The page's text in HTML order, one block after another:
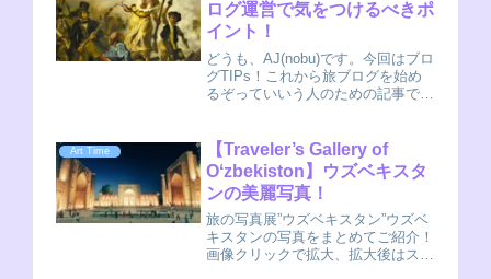
はKer...
ログ運営で気をつけるべきポ
イント！
どうも、AJ(nobu)です。今回はブロ
グTIPs！これから旅ブログを始め
るぞっていいう人のための記事で
はい、改めまして旅人です。現在、
ルーマニアに長期滞在中で、日々ブ
ログのリ...
Art Time
【Traveler’s Gallery of
Oʻzbekiston】ウズベキスタ
ンの美麗写真！
旅の写真展”ウズベキスタン”ウズベ
キスタンの写真をまとめてご紹介！
画像クリックで拡大、拡大後はスワ